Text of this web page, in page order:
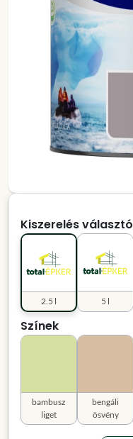
Kiszerelés választó
2.5 l 5 l
Színek
bambusz
liget
bengáli
ösvény